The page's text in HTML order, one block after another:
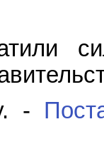
-